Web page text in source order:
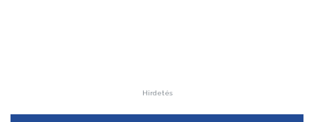
Hirdetés